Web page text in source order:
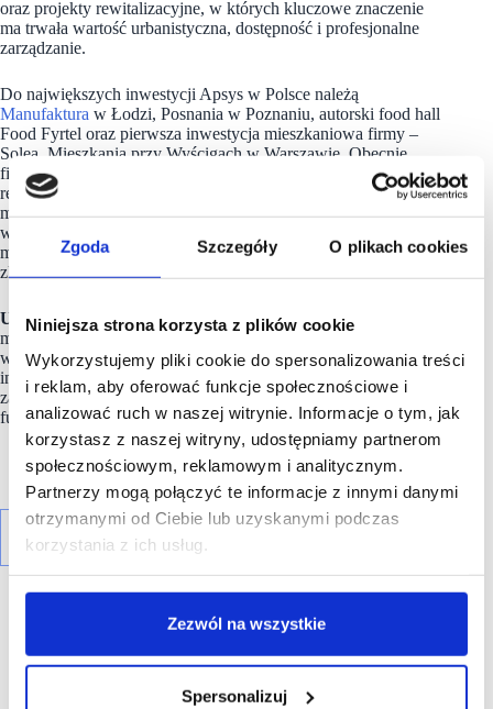
Zgoda Szczegóły O plikach cookies
Niniejsza strona korzysta z plików cookie
Wykorzystujemy pliki cookie do spersonalizowania treści
i reklam, aby oferować funkcje społecznościowe i
analizować ruch w naszej witrynie. Informacje o tym, jak
korzystasz z naszej witryny, udostępniamy partnerom
społecznościowym, reklamowym i analitycznym.
Partnerzy mogą połączyć te informacje z innymi danymi
otrzymanymi od Ciebie lub uzyskanymi podczas
korzystania z ich usług.
Zezwól na wszystkie
Spersonalizuj
oraz projekty rewitalizacyjne, w których kluczowe znaczenie
ma trwała wartość urbanistyczna, dostępność i profesjonalne
zarządzanie.
Do największych inwestycji Apsys w Polsce należą
Manufaktura w Łodzi, Posnania w Poznaniu, autorski food hall
Food Fyrtel oraz pierwsza inwestycja mieszkaniowa firmy –
Solea. Mieszkania przy Wyścigach w Warszawie. Obecnie
firma rozwija kolejne przedsięwzięcia deweloperskie, w tym
rewitalizację Hali Targowej w Gdańsku oraz projekty
mieszkaniowe Nowa Stawowa i Ogrody Staromiejskie
we Wrocławiu. Apsys Polska zarządza także prawie 700 tys.
mkw. powierzchni najmu w obiektach handlowych
zlokalizowanych w największych miastach Polski.
Union Investment Real Estate GmbHto wiodąca
międzynarodowa firma inwestycyjna specjalizująca się
w otwartych funduszach nieruchomości dla inwestorów
indywidualnych i instytucjonalnych. Union Investment
zarządza aktywami o wartości 47 miliardów Euro w sześciu
funduszach nieruchomości.
R E K L A M A